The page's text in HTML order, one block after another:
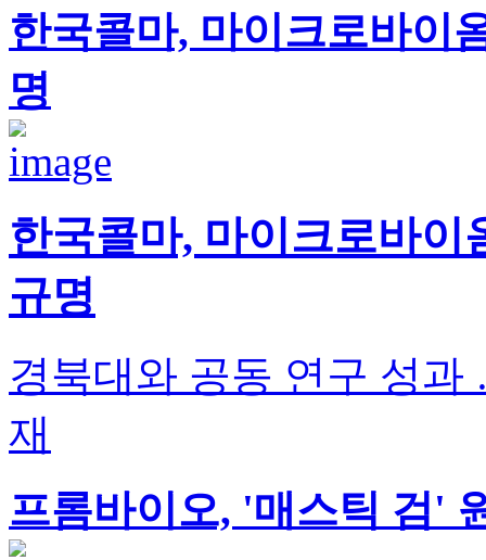
한국콜마, 마이크로바이
명
한국콜마, 마이크로바이
규명
경북대와 공동 연구 성
재
프롬바이오, '매스틱 검'